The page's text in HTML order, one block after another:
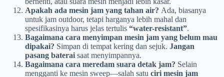
Apakah ada mesin jam yang tahan air? Ada, biasanya
untuk jam outdoor, tetapi harganya lebih mahal dan
spesifikasinya harus jelas tertulis “water-resistant”.
Bagaimana cara menyimpan mesin jam yang belum mau
dipakai? Simpan di tempat kering dan sejuk. Jangan
pasang baterai saat menyimpannya.
Bagaimana cara meredam suara detak jam? Selain
mengganti ke mesin sweep—salah satu ciri mesin jam